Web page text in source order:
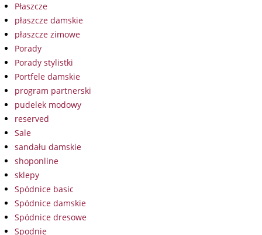
Płaszcze
płaszcze damskie
płaszcze zimowe
Porady
Porady stylistki
Portfele damskie
program partnerski
pudelek modowy
reserved
Sale
sandału damskie
shoponline
sklepy
Spódnice basic
Spódnice damskie
Spódnice dresowe
Spodnie